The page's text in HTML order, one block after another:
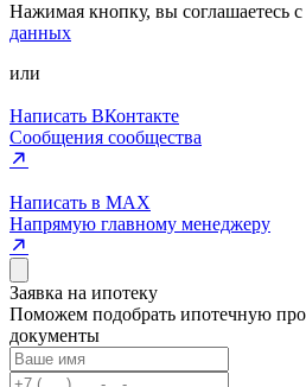
Нажимая кнопку, вы соглашаетесь с
данных
или
Написать ВКонтакте
Сообщения сообщества
Написать в MAX
Напрямую главному менеджеру
Заявка на ипотеку
Поможем подобрать ипотечную
документы